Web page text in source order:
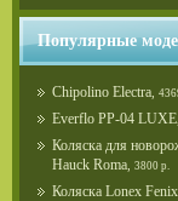
Популярные
Chipolino Electra
Everflo PP-04 LUXE
Коляска для
Hauck Roma 3800 р.
Коляска Lonex